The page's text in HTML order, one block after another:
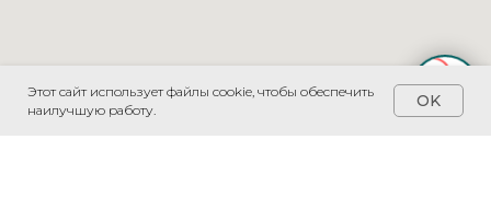
Этот сайт использует файлы cookie, чтобы обеспечить
наилучшую работу.
OK